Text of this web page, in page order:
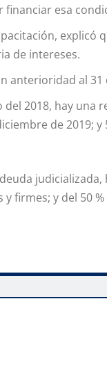
financiar esa
de intereses.
anterioridad al 31
2018, hay una
de 2019;
firmes; y del 50